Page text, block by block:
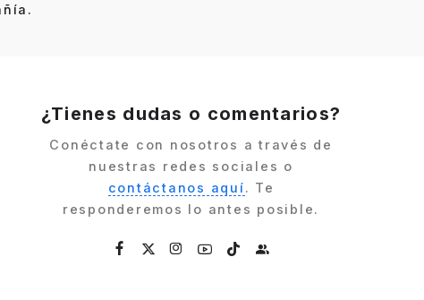
¿Tienes dudas o comentarios?
Conéctate con nosotros a través de
nuestras redes sociales o
contáctanos aquí. Te
responderemos lo antes posible.